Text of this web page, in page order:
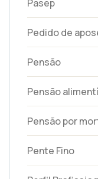
Pasep
Pedido de
Pensão
Pensão
Pensão por
Pente Fino